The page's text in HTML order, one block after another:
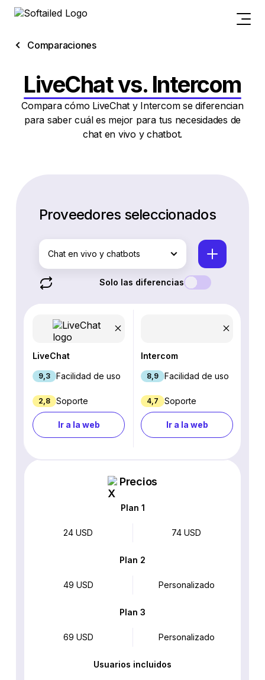
Comparaciones
LiveChat vs. Intercom
Compara cómo LiveChat y Intercom se diferencian
para saber cuál es mejor para tus necesidades de
chat en vivo y chatbot.
Proveedores seleccionados
Chat en vivo y chatbots
Solo las diferencias
LiveChat
9,3 Facilidad de uso
2,8 Soporte
Ir a la web
Intercom
8,9 Facilidad de uso
4,7 Soporte
Ir a la web
Precios
Plan 1
24 USD 74 USD
Plan 2
49 USD Personalizado
Plan 3
69 USD Personalizado
Usuarios incluidos